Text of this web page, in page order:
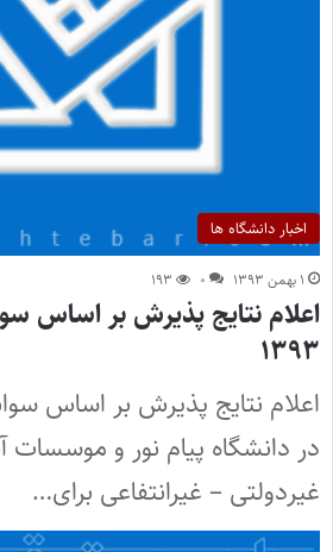
اخبار دانشگاه ها
۱ بهمن ۱۳۹۳ ۰ ۱۹۳
اعلام نتایج پذیرش بر اساس
۱۳۹۳
در دانشگاه پیام نور و موسسات
غیردولتی – غیرانتفاعی برای…